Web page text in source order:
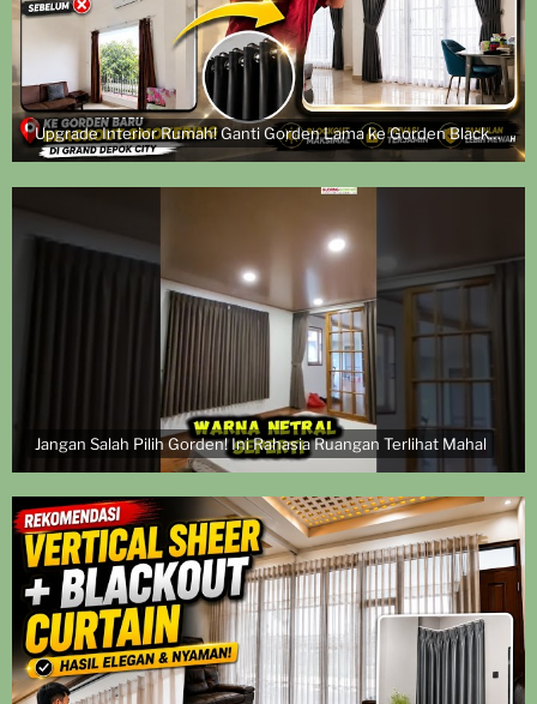
Upgrade Interior Rumah! Ganti Gorden Lama ke Gorden Blackout Smokering | Pasang di Grand Depok City
Jangan Salah Pilih Gorden! Ini Rahasia Ruangan Terlihat Mahal